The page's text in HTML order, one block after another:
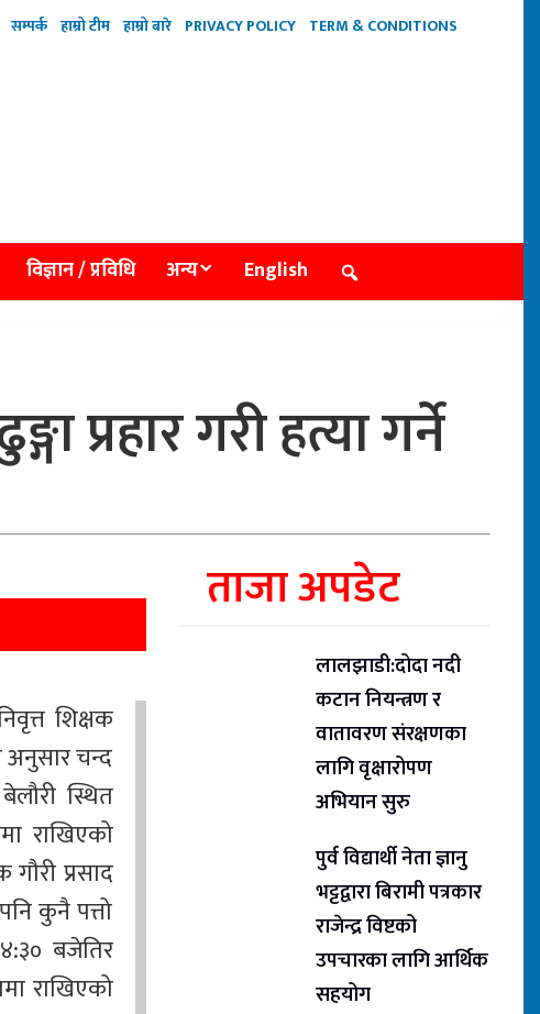
सम्पर्क हाम्रो टीम हाम्रो बारे PRIVACY POLICY TERM & CONDITIONS
विज्ञान / प्रविधि अन्य English
प्रहार गरी हत्या गर्ने
शिक्षक
अनुसार चन्द
स्थित
राखिएको
प्रसाद
कुनै पत्तो
बजेतिर
राखिएको
ताजा अपडेट
लालझाडी:दोदा नदी
कटान नियन्त्रण र
वातावरण संरक्षणका
लागि वृक्षारोपण
अभियान सुरु
पुर्व विद्यार्थी नेता ज्ञानु
भट्टद्वारा बिरामी पत्रकार
राजेन्द्र विष्टको
उपचारका लागि आर्थिक
सहयोग